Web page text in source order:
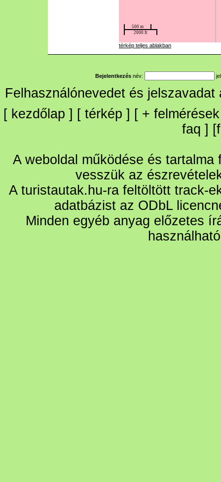
térkép teljes ablakban
Bejelentkezés név:
Felhasználónevedet és
[ kezdőlap ] [ térkép ] [ + felmérések
faq ] [
A weboldal működése és
vesszük az
A turistautak.hu-ra feltöltött track-
adatbázist az ODbL
Minden egyéb anyag előzetes